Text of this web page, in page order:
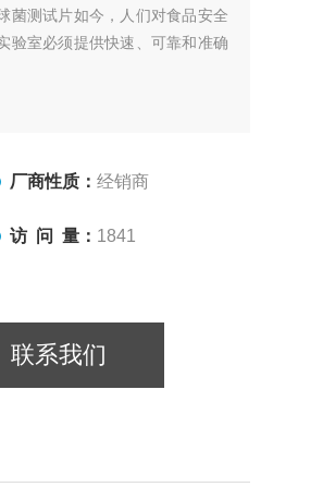
菌测试片如今，人们对食品安全
验室必须提供快速、可靠和准确
厂商性质：经销商
访 问 量： 1841
联系我们